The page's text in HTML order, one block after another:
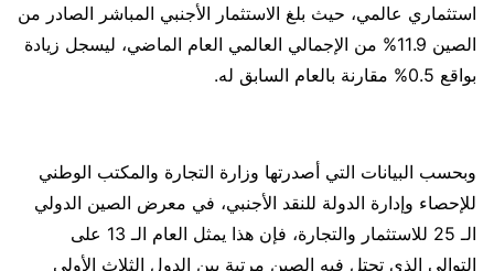
استثماري عالمي، حيث بلغ الاستثمار الأجنبي المباشر الصادر من
الصين 11.9% من الإجمالي العالمي العام الماضي، ليسجل زيادة
بواقع 0.5% مقارنة بالعام السابق له.
وبحسب البيانات التي أصدرتها وزارة التجارة والمكتب الوطني
للإحصاء وإدارة الدولة للنقد الأجنبي، في معرض الصين الدولي
الـ 25 للاستثمار والتجارة، فإن هذا يمثل العام الـ 13 على
التوالي الذي تحتل فيه الصين مرتبة بين الدول الثلاث الأولى